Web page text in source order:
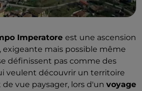
Imperatore est une ascension
exigeante mais possible même
définissent pas comme des
veulent découvrir un territoire
vue paysager, lors d'un voyage